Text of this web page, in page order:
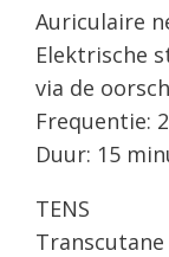
Auriculaire
Elektrische
via de
Frequentie:
Duur: 15
TENS